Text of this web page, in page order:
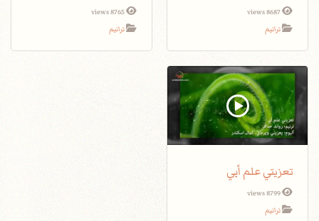
8687 views
ترانيم
8765 views
ترانيم
تعزيتي علم أبي
8799 views
ترانيم